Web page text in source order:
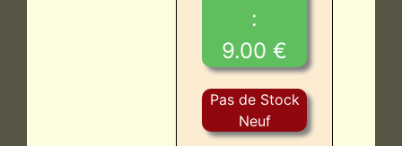
:
9.00 €
Pas de Stock
Neuf